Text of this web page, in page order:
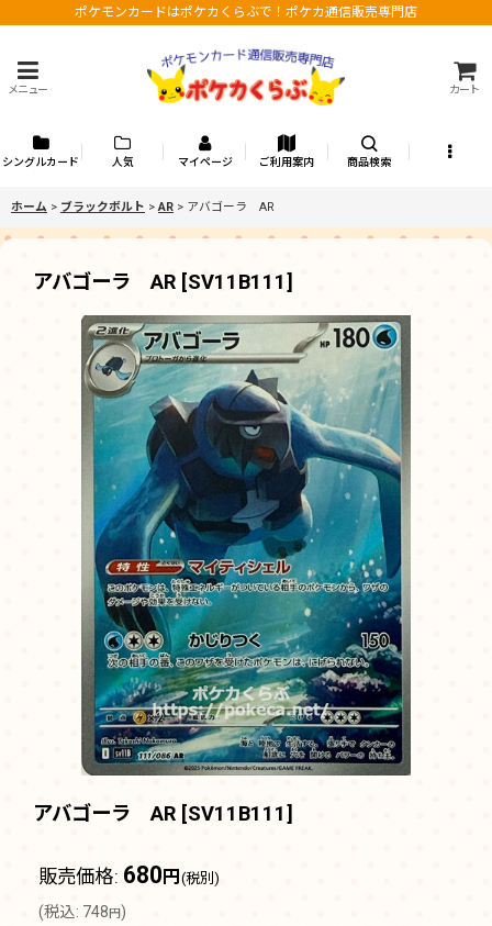
ポケモンカードはポケカくらぶで！ポケカ通信販売専門店
メニュー カート
シングルカード 人気 マイページ ご利用案内 商品検索
ホーム > ブラックボルト > AR > アバゴーラ AR
アバゴーラ AR [SV11B111]
アバゴーラ AR [SV11B111]
販売価格: 680 円 (税別)
(税込: 748円)